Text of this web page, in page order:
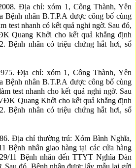
Địa chỉ: xóm 1, Công Thành, Yên
Bệnh nhân B.T.P.A được công bố cùng
test nhanh có kết quả nghi ngờ. Sau đó,
Quang Khởi cho kết quả khẳng định
Bệnh nhân có triệu chứng hắt hơi, sổ
Địa chỉ: xóm 1, Công Thành, Yên
Bệnh nhân B.T.P.A được công bố cùng
test nhanh cho kết quả nghi ngờ. Sau
Quang Khởi cho kết quả khẳng định
Bệnh nhân có triệu chứng hắt hơi, sổ
Địa chỉ thường trú: Xóm Bình Nghĩa,
Bệnh nhân giao hàng tại các cửa hàng
11 Bệnh nhân đến TTYT Nghĩa Đàn